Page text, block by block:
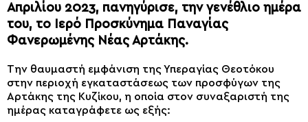
Απριλίου 2023, πανηγύρισε, την γενέθλιο ημέρα
του, το Ιερό Προσκύνημα Παναγίας
Φανερωμένης Νέας Αρτάκης.
Την θαυμαστή εμφάνιση της Υπεραγίας Θεοτόκου
στην περιοχή εγκαταστάσεως των προσφύγων της
Αρτάκης της Κυζίκου, η οποία στον συναξαριστή της
ημέρας καταγράφετε ως εξής: